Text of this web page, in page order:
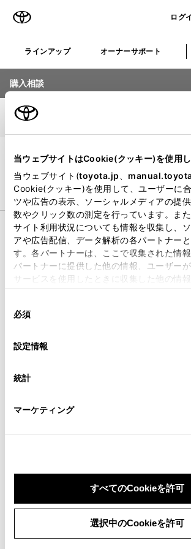
当ウェブサイトはCookie(クッキー)を使用し
当ウェブサイト(toyota.jp
Cookie(クッキー)を使用して、ユーザーに
ツや広告の表示、ソーシャルメディアの提
数やクリック数の測定を行っています。ま
サイト利用状況についても情報を収集し、
アや広告配信、データ解析の各パートナー
す。各パートナーは、ここで収集された情
パートナーに提供した他の情報、ユーザー
サービスを使用したときに収集した他の情
使用することがあります。当ウェブサイト
デバイスにすべてのCookie(クッキー)が保存
意したことになります。Cookie(クッキー)
設定の変更、同意を撤回したりするにあた
「Cookie（クッキー）情報の取り扱いにつ
必須
設定情報
統計
マーケティング
すべてのCookieを許可
選択中のCookieを許可
ログ
ラインアップ オーナーサポート
購入相談
1/5
お知らせを見る
乗用車 ビジネスカー
コンパクト
ワゴン
SUV